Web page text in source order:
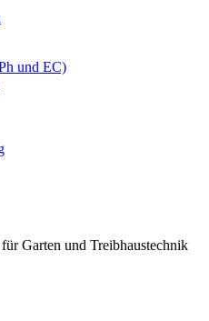
und EC)
Garten und Treibhaustechnik